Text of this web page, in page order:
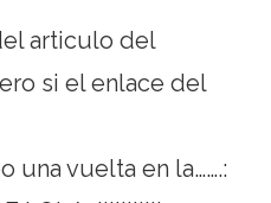
articulo del
si el enlace del
una vuelta en la…….: